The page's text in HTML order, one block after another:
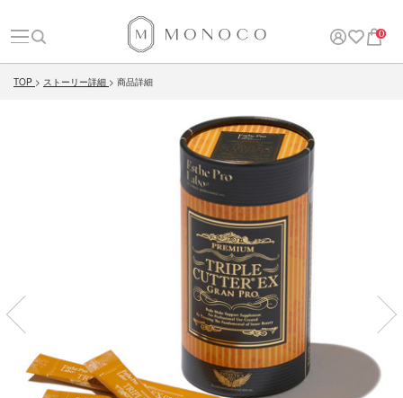
0
TOP ストーリー詳細 商品詳細